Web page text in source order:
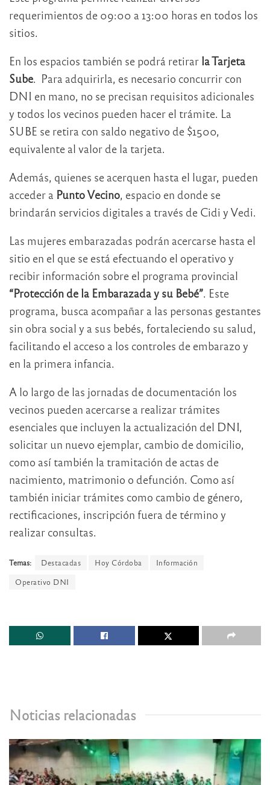
requerimientos de 09:00 a 13:00 horas en todos los
sitios.
En los espacios también se podrá retirar la Tarjeta
Sube. Para adquirirla, es necesario concurrir con
DNI en mano, no se precisan requisitos adicionales
y todos los vecinos pueden hacer el trámite. La
SUBE se retira con saldo negativo de $1500,
equivalente al valor de la tarjeta.
Además, quienes se acerquen hasta el lugar, pueden
acceder a Punto Vecino, espacio en donde se
brindarán servicios digitales a través de Cidi y Vedi.
Las mujeres embarazadas podrán acercarse hasta el
sitio en el que se está efectuando el operativo y
recibir información sobre el programa provincial
“Protección de la Embarazada y su Bebé”. Este
programa, busca acompañar a las personas gestantes
sin obra social y a sus bebés, fortaleciendo su salud,
facilitando el acceso a los controles de embarazo y
en la primera infancia.
A lo largo de las jornadas de documentación los
vecinos pueden acercarse a realizar trámites
esenciales que incluyen la actualización del DNI,
solicitar un nuevo ejemplar, cambio de domicilio,
como así también la tramitación de actas de
nacimiento, matrimonio o defunción. Como así
también iniciar trámites como cambio de género,
rectificaciones, inscripción fuera de término y
realizar consultas.
Temas: Destacadas Hoy Córdoba
Información
Operativo DNI
Noticias relacionadas